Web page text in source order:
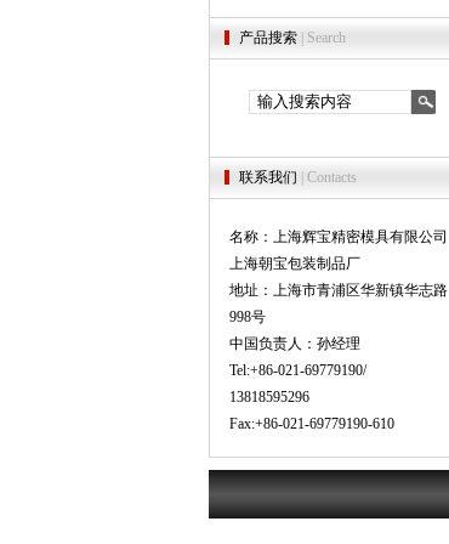
产品搜索 | Search
联系我们 | Contacts
名称：上海辉宝精密模具有限公司
上海朝宝包装制品厂
地址：上海市青浦区华新镇华志路
998号
中国负责人：孙经理
Tel:+86-021-69779190/
13818595296
Fax:+86-021-69779190-610